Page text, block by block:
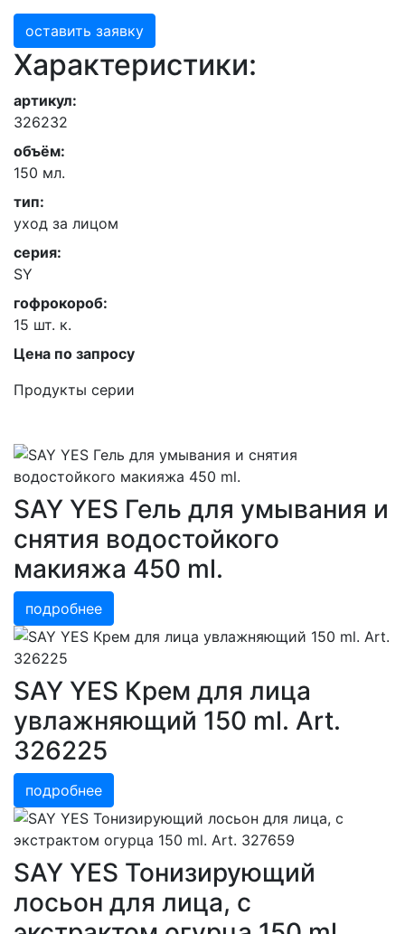
оставить заявку
Характеристики:
артикул:
326232
объём:
150 мл.
тип:
уход за лицом
серия:
SY
гофрокороб:
15 шт. к.
Цена по запросу
Продукты серии
SAY YES Гель для умывания и
снятия водостойкого
макияжа 450 ml.
подробнее
SAY YES Крем для лица
увлажняющий 150 ml. Art.
326225
подробнее
SAY YES Тонизирующий
лосьон для лица, с